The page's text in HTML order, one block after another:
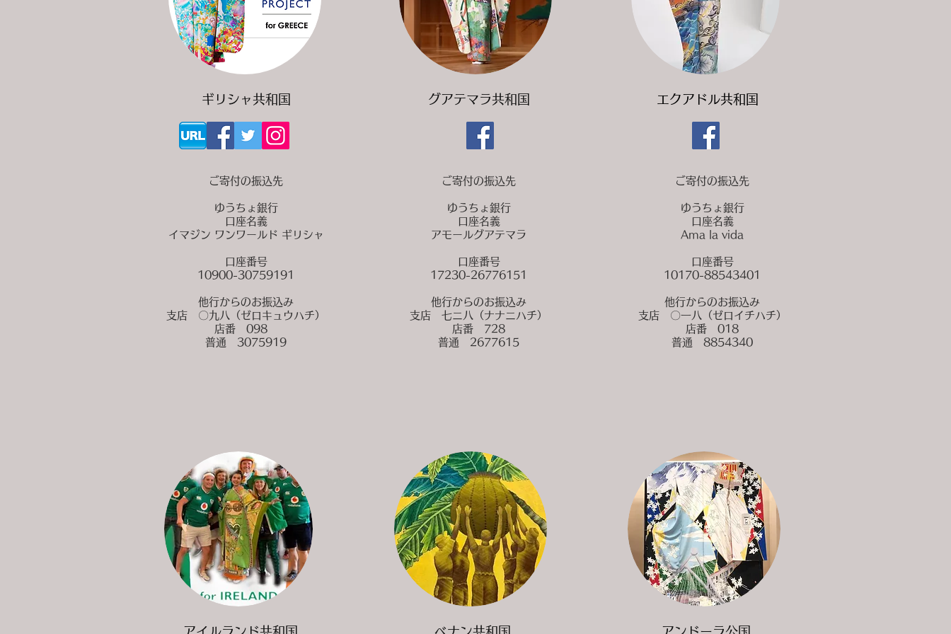
ギリシャ共和国
ご寄付の振込先
ゆうちょ銀行
口座名義
イマジン ワンワールド ギリシャ
口座番号
10900-30759191
他行からのお振込み
支店 〇九八（ゼロキュウハチ）
店番 098
普通 3075919
​グアテマラ共和国
ご寄付の振込先
ゆうちょ銀行
口座名義
アモールグアテマラ
口座番号
17230-26776151
他行からのお振込み
支店 七ニ八（ナナニハチ）
店番 728
普通 2677615
​エクアドル共和国
ご寄付の振込先
ゆうちょ銀行
口座名義
Ama la vida
口座番号
10170-88543401
他行からのお振込み
支店 〇一八（ゼロイチハチ）
店番 018
普通 8854340
アイルランド共和国 ベナン共和国 アンドーラ公国